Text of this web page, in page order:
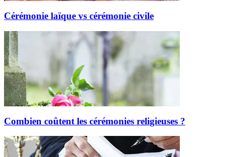
Cérémonie laïque vs cérémonie civile
Combien coûtent les cérémonies religieuses ?